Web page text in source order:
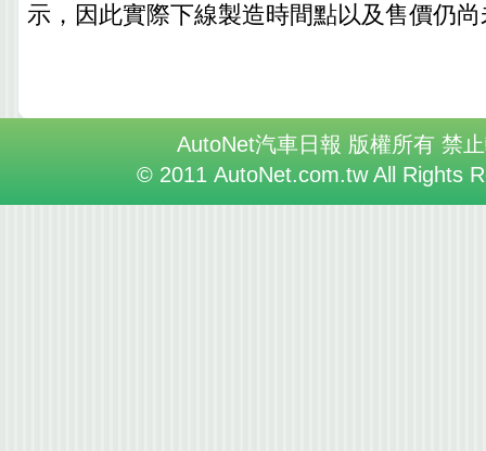
示，因此實際下線製造時間點以及售價仍
AutoNet汽車日報 版權所有 禁
© 2011 AutoNet.com.tw All Rights